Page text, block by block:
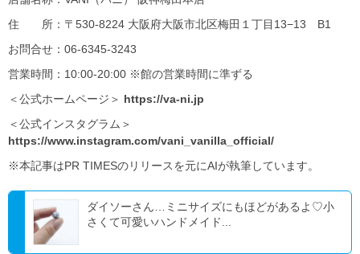
住 所：〒530-8224 大阪府大阪市北区梅田１丁目13−13 B1
お問合せ：06-6345-3243
営業時間：10:00-20:00 ※館の営業時間に準ずる
＜公式ホームページ＞ https://va-ni.jp
＜公式インスタグラム＞
https://www.instagram.com/vani_vanilla_official/
※本記事はPR TIMESのリリースを元にAIが執筆しています。
ダイソーさん…ミニサイズにもほどがあるよ♡小
さくて可愛いハンドメイド...